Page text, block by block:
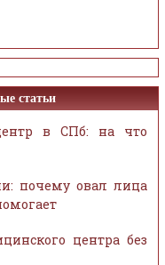
статьи
в СПб: на что
почему овал лица
центра без